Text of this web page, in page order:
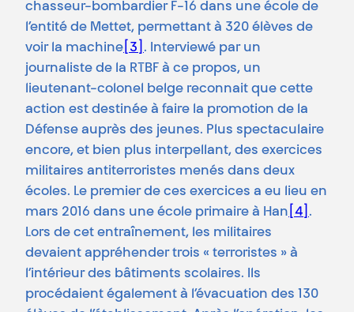
chasseur-bombardier F-16 dans une école de
l’entité de Mettet, permettant à 320 élèves de
voir la machine [3] . Interviewé par un
journaliste de la RTBF à ce propos, un
lieutenant-colonel belge reconnait que cette
action est destinée à faire la promotion de la
Défense auprès des jeunes. Plus spectaculaire
encore, et bien plus interpellant, des exercices
militaires antiterroristes menés dans deux
écoles. Le premier de ces exercices a eu lieu en
mars 2016 dans une école primaire à Han [4] .
Lors de cet entraînement, les militaires
devaient appréhender trois « terroristes » à
l’intérieur des bâtiments scolaires. Ils
procédaient également à l’évacuation des 130